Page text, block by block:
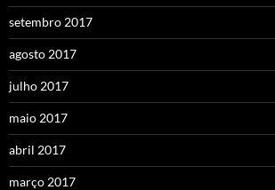
setembro 2017
agosto 2017
julho 2017
maio 2017
abril 2017
março 2017